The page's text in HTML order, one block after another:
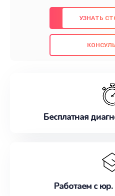
предлагаем быстрый и
использованием
также гарантируем
проведенных работ.
наилучшим образом. Не
УЗНАТЬ
Бесплатная
Работаем с